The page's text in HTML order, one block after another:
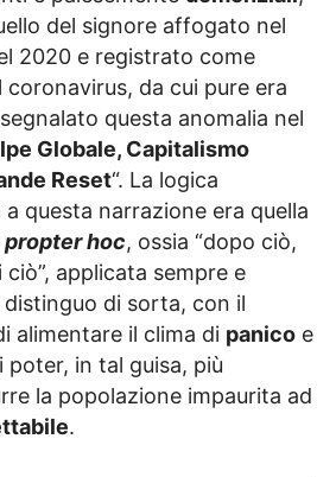
del signore affogato nel
2020 e registrato come
da cui pure era
questa anomalia nel
Globale, Capitalismo
Reset“. La logica
questa narrazione era quella
hoc, ossia “dopo ciò,
applicata sempre e
di sorta, con il
alimentare il clima di panico e
poter, in tal guisa, più
la popolazione impaurita ad
.